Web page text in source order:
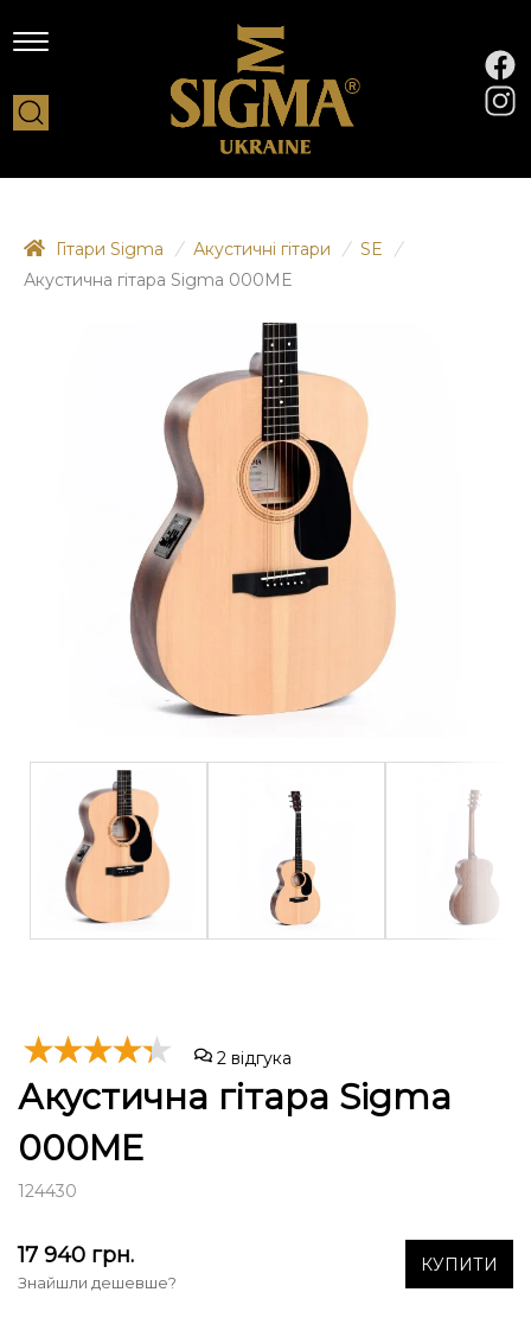
Гітари Sigma / Акустичні гітари / SE
/
Акустична гітара Sigma 000ME
2 відгука
Акустична гітара Sigma
000ME
124430
17 940 грн.
Знайшли дешевше?
КУПИТИ